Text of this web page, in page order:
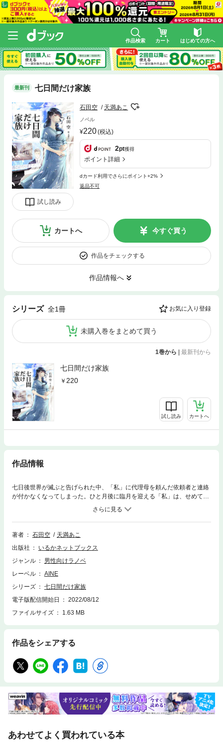
作品検索 カート はじめての方へ
最新刊 七日間だけ家族
試し読み
石田空 天満あこ
ノベル
220(税込)
2pt獲得
ポイント詳細
dカード利用でさらにポイント+2%
返品不可
カートへ 今すぐ買う
作品をチェックする
作品情報へ
シリーズ 全1冊 お気に入り登録
未購入巻をまとめて買う
1巻から | 最新刊から
七日間だけ家族
220
試し読み カートへ
作品情報
七日後世界が滅ぶと告げられた中、「私」に代理母を頼んだ依頼者と連絡
が付かなくなってしまった。ひと月後に臨月を迎える「私」は、せめて七
日間だけでも家族が欲しいと、施設から逃げ出した。表題作『七日間家
族』他、とある理由でどんどんすれ違った婚約者の悲劇『恋は心臓でして
いる』、高校生がまともに創作活動ができなくなった世界で、こっそりと
同人活動に勤しむ青春劇『同人誌禁止法』、家族アンドロイドのモニター
著者 石田空
天満あこ
出版社
いるかネットブックス
ジャンル
男性向けラノベ
レーベル
AINE
シリーズ
七日間だけ家族
電子版配信開始日
2022/08/12
ファイルサイズ
1.63 MB
作品をシェアする
あわせてよく買われている本